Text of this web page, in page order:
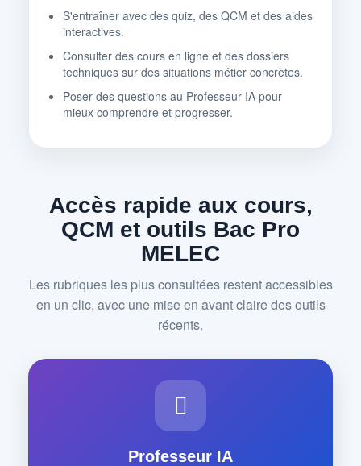
S'entraîner avec des quiz, des QCM et des aides
interactives.
Consulter des cours en ligne et des dossiers
techniques sur des situations métier concrètes.
Poser des questions au Professeur IA pour
mieux comprendre et progresser.
Accès rapide aux cours,
QCM et outils Bac Pro
MELEC
Les rubriques les plus consultées restent accessibles
en un clic, avec une mise en avant claire des outils
récents.
Professeur IA